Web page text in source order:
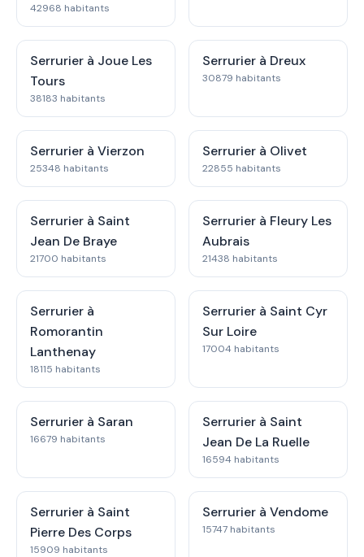
42968 habitants
Serrurier à Joue Les
Tours
38183 habitants
Serrurier à Dreux
30879 habitants
Serrurier à Vierzon
25348 habitants
Serrurier à Olivet
22855 habitants
Serrurier à Saint
Jean De Braye
21700 habitants
Serrurier à Fleury Les
Aubrais
21438 habitants
Serrurier à
Romorantin
Lanthenay
18115 habitants
Serrurier à Saint Cyr
Sur Loire
17004 habitants
Serrurier à Saran
16679 habitants
Serrurier à Saint
Jean De La Ruelle
16594 habitants
Serrurier à Saint
Pierre Des Corps
15909 habitants
Serrurier à Vendome
15747 habitants